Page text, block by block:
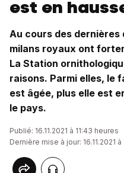
est en
Au cours des
milans royaux ont
La Station
raisons. Parmi elles, le
est âgée, plus elle est
le pays.
Publié: 16.11.2021 à 11:43 heures
Dernière mise à jour: 16.11.2021